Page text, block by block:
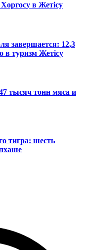
в Жетісу
завершается: 12,3
в туризм Жетісу
тысяч тонн мяса и
тигра: шесть